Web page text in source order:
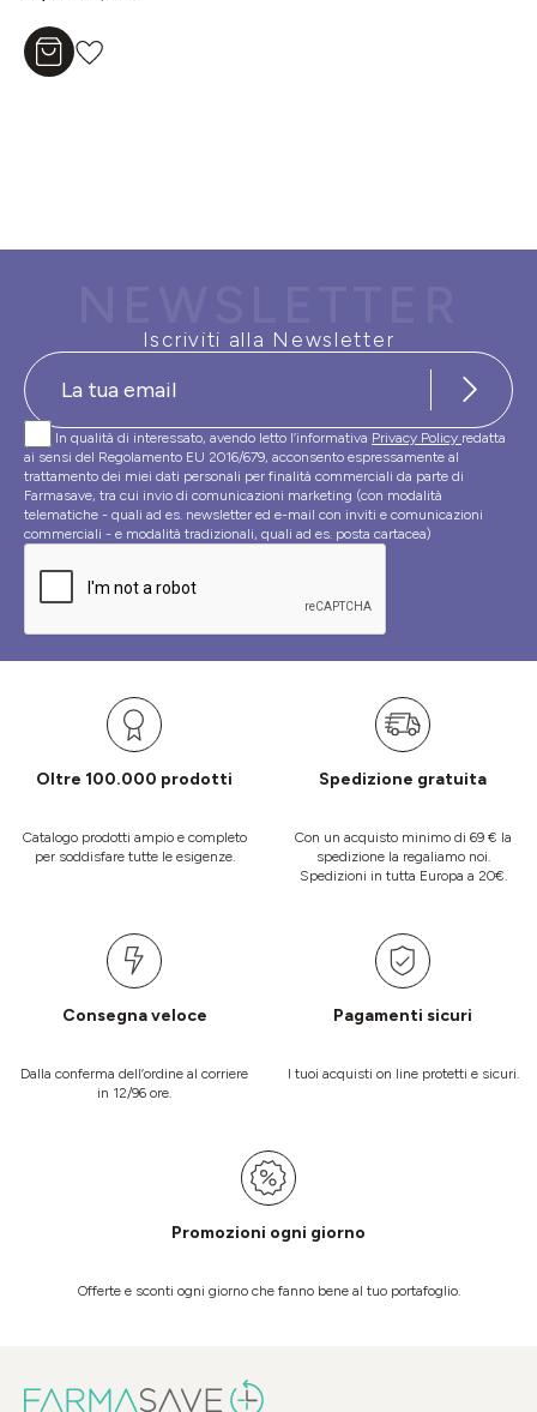
Aggiungi al carrello
Iscriviti alla Newsletter
In qualità di interessato, avendo letto l’informativa Privacy Policy redatta
ai sensi del Regolamento EU 2016/679, acconsento espressamente al
trattamento dei miei dati personali per finalità commerciali da parte di
Farmasave, tra cui invio di comunicazioni marketing (con modalità
telematiche - quali ad es. newsletter ed e-mail con inviti e comunicazioni
commerciali - e modalità tradizionali, quali ad es. posta cartacea)
Oltre 100.000 prodotti
Catalogo prodotti ampio e completo
per soddisfare tutte le esigenze.
Spedizione gratuita
Con un acquisto minimo di 69 € la
spedizione la regaliamo noi.
Spedizioni in tutta Europa a 20€.
Consegna veloce
Dalla conferma dell’ordine al corriere
in 12/96 ore.
Pagamenti sicuri
I tuoi acquisti on line protetti e sicuri.
Promozioni ogni giorno
Offerte e sconti ogni giorno che fanno bene al tuo portafoglio.